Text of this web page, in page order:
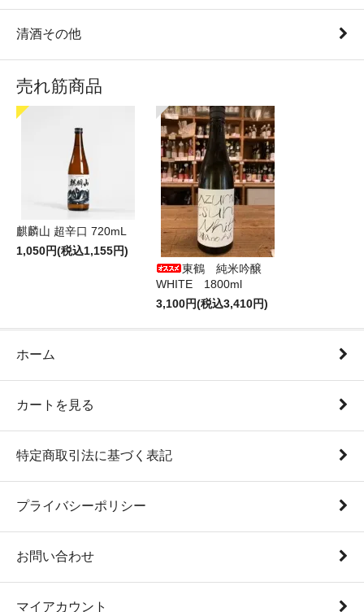
清酒その他
売れ筋商品
麒麟山 超辛口 720mL
1,050円(税込1,155円)
東鶴 純米吟醸
WHITE 1800ml
3,100円(税込3,410円)
ホーム
カートを見る
特定商取引法に基づく表記
プライバシーポリシー
お問い合わせ
マイアカウント